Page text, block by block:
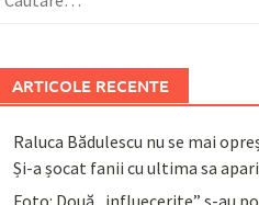
ARTICOLE RECENTE
Raluca Bădulescu nu se mai
Și-a șocat fanii cu ultima sa